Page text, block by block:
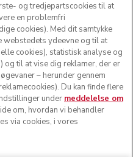
og tredjepartscookies til at
en problemfri
cookies). Med dit samtykke
ydeevne og til at
cookies), statistisk analyse og
og til at vise dig reklamer, der er
– herunder gennem
Du kan finde flere
under meddelelse om
om, hvordan vi behandler
via cookies, i vores